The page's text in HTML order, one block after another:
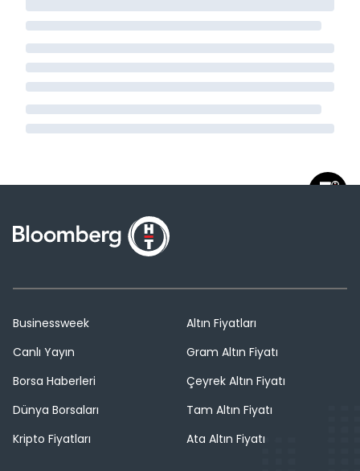
Businessweek
Canlı Yayın
Borsa Haberleri
Dünya Borsaları
Kripto Fiyatları
Altın Fiyatları
Gram Altın Fiyatı
Çeyrek Altın Fiyatı
Tam Altın Fiyatı
Ata Altın Fiyatı